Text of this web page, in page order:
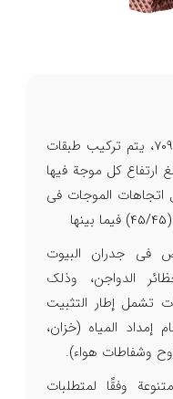
في ألواح التبريد السليلوزية طراز 7090، يتم تركيب طبقات
ارتفاع كل موجة فيها
اتجاهات الموجات في
في جدران البيوت
الدواجن، وذلك
تشمل إطار التثبيت
إمداد المياه (خزان،
وشفاطات هواء).
وفقًا لمتطلبات